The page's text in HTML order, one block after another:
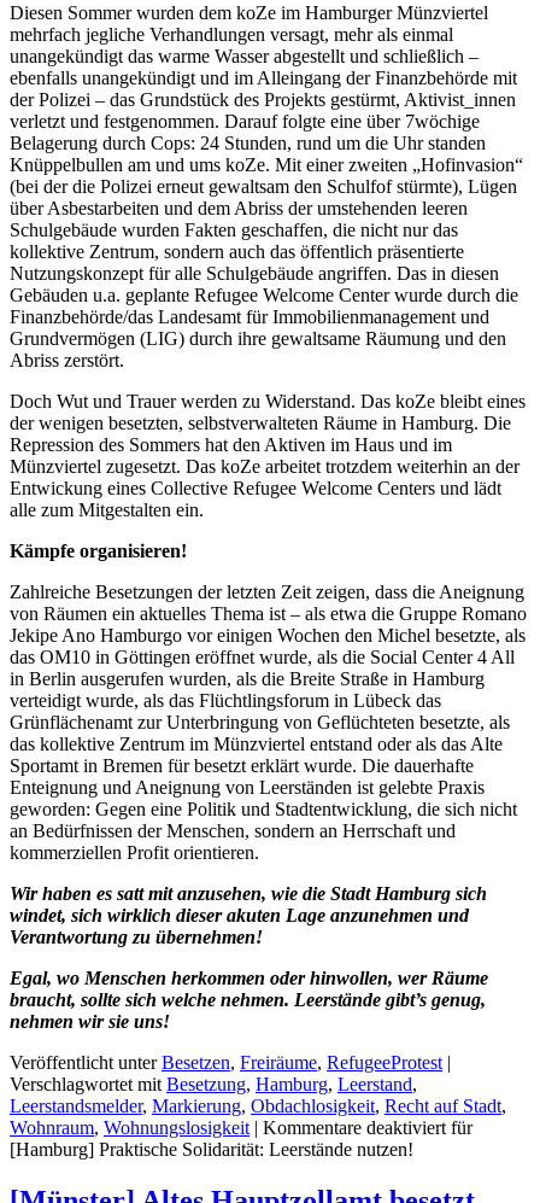
Diesen Sommer wurden dem koZe im Hamburger Münzviertel
mehrfach jegliche Verhandlungen versagt, mehr als einmal
unangekündigt das warme Wasser abgestellt und schließlich –
ebenfalls unangekündigt und im Alleingang der Finanzbehörde mit
der Polizei – das Grundstück des Projekts gestürmt, Aktivist_innen
verletzt und festgenommen. Darauf folgte eine über 7wöchige
Belagerung durch Cops: 24 Stunden, rund um die Uhr standen
Knüppelbullen am und ums koZe. Mit einer zweiten „Hofinvasion“
(bei der die Polizei erneut gewaltsam den Schulfof stürmte), Lügen
über Asbestarbeiten und dem Abriss der umstehenden leeren
Schulgebäude wurden Fakten geschaffen, die nicht nur das
kollektive Zentrum, sondern auch das öffentlich präsentierte
Nutzungskonzept für alle Schulgebäude angriffen. Das in diesen
Gebäuden u.a. geplante Refugee Welcome Center wurde durch die
Finanzbehörde/das Landesamt für Immobilienmanagement und
Grundvermögen (LIG) durch ihre gewaltsame Räumung und den
Abriss zerstört.
Doch Wut und Trauer werden zu Widerstand. Das koZe bleibt eines
der wenigen besetzten, selbstverwalteten Räume in Hamburg. Die
Repression des Sommers hat den Aktiven im Haus und im
Münzviertel zugesetzt. Das koZe arbeitet trotzdem weiterhin an der
Entwickung eines Collective Refugee Welcome Centers und lädt
alle zum Mitgestalten ein.
Kämpfe organisieren!
Zahlreiche Besetzungen der letzten Zeit zeigen, dass die Aneignung
von Räumen ein aktuelles Thema ist – als etwa die Gruppe Romano
Jekipe Ano Hamburgo vor einigen Wochen den Michel besetzte, als
das OM10 in Göttingen eröffnet wurde, als die Social Center 4 All
in Berlin ausgerufen wurden, als die Breite Straße in Hamburg
verteidigt wurde, als das Flüchtlingsforum in Lübeck das
Grünflächenamt zur Unterbringung von Geflüchteten besetzte, als
das kollektive Zentrum im Münzviertel entstand oder als das Alte
Sportamt in Bremen für besetzt erklärt wurde. Die dauerhafte
Enteignung und Aneignung von Leerständen ist gelebte Praxis
geworden: Gegen eine Politik und Stadtentwicklung, die sich nicht
an Bedürfnissen der Menschen, sondern an Herrschaft und
kommerziellen Profit orientieren.
Wir haben es satt mit anzusehen, wie die Stadt Hamburg sich
windet, sich wirklich dieser akuten Lage anzunehmen und
Verantwortung zu übernehmen!
Egal, wo Menschen herkommen oder hinwollen, wer Räume
braucht, sollte sich welche nehmen. Leerstände gibt’s genug,
nehmen wir sie uns!
Veröffentlicht unter Besetzen, Freiräume, RefugeeProtest |
Verschlagwortet mit Besetzung, Hamburg, Leerstand,
Leerstandsmelder, Markierung, Obdachlosigkeit, Recht auf Stadt,
Wohnraum, Wohnungslosigkeit | Kommentare deaktiviert für
[Hamburg] Praktische Solidarität: Leerstände nutzen!